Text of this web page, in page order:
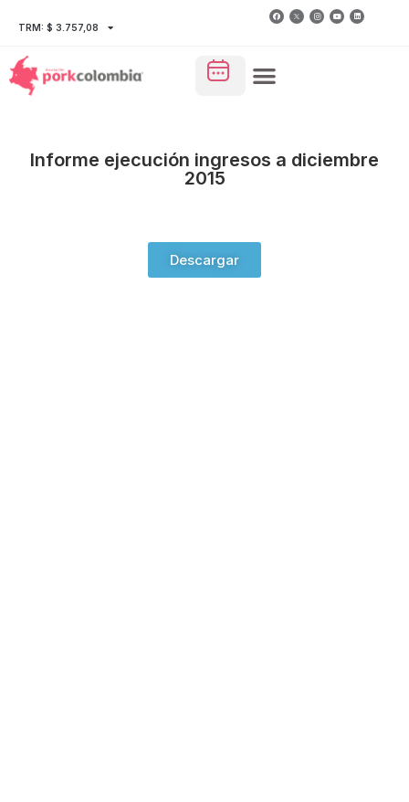
TRM: $ 3.757,08
Informe ejecución ingresos a diciembre
2015
Descargar